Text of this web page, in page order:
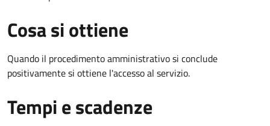
Cosa si ottiene
Quando il procedimento amministrativo si conclude
positivamente si ottiene l'accesso al servizio.
Tempi e scadenze